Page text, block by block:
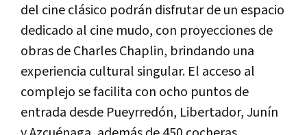
del cine clásico podrán disfrutar de un espacio
dedicado al cine mudo, con proyecciones de
obras de Charles Chaplin, brindando una
experiencia cultural singular. El acceso al
complejo se facilita con ocho puntos de
entrada desde Pueyrredón, Libertador, Junín